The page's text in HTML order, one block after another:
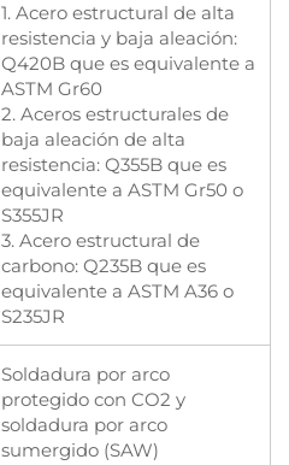
1. Acero estructural de alta
resistencia y baja aleación:
Q420B que es equivalente a
ASTM Gr60
2. Aceros estructurales de
baja aleación de alta
resistencia: Q355B que es
equivalente a ASTM Gr50 o
S355JR
3. Acero estructural de
carbono: Q235B que es
equivalente a ASTM A36 o
S235JR
Soldadura por arco
protegido con CO2 y
soldadura por arco
sumergido (SAW)